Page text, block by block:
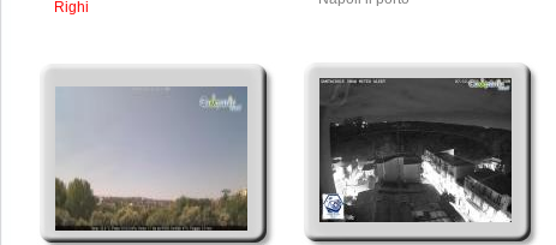
Righi